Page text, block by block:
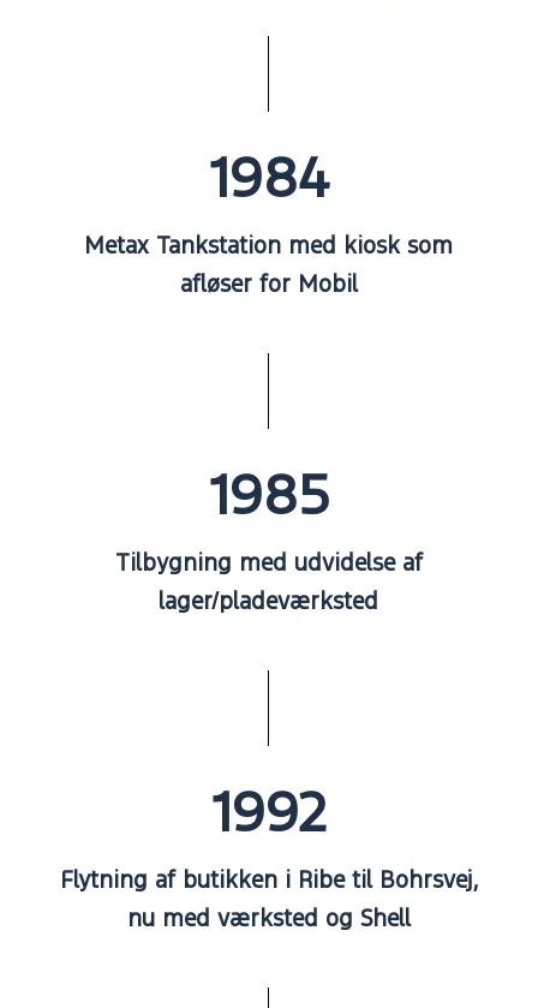
1984
Metax Tankstation med kiosk som
afløser for Mobil
1985
Tilbygning med udvidelse af
lager/pladeværksted
1992
Flytning af butikken i Ribe til Bohrsvej,
nu med værksted og Shell